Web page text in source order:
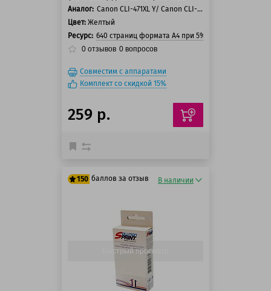
Аналог:
Canon CLI-471XL Y/ Canon CLI-471Y
Цвет: Желтый
Ресурс: 640 страниц формата А4 при 5% заполнении
0 отзывов 0 вопросов
Совместим с аппаратами
Комплект со скидкой 15%
259 р.
150 баллов за отзыв
150 баллов
В наличии
Быстрый просмотр